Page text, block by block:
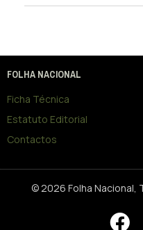
FOLHA NACIONAL
Ficha Técnica
Estatuto Editorial
Contactos
© 2026 Folha Nacional,